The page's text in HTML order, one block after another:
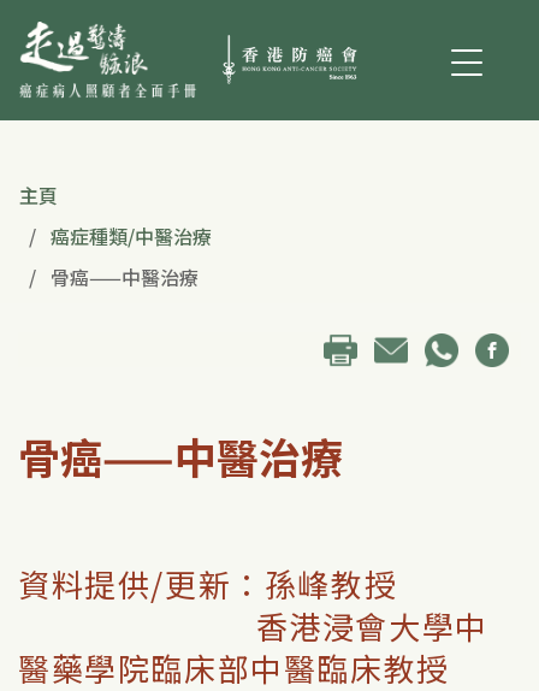
主頁
癌症種類/中醫治療
骨癌——中醫治療
骨癌——中醫治療
資料提供/更新：孫峰教授
香港浸會大學中
醫藥學院臨床部中醫臨床教授